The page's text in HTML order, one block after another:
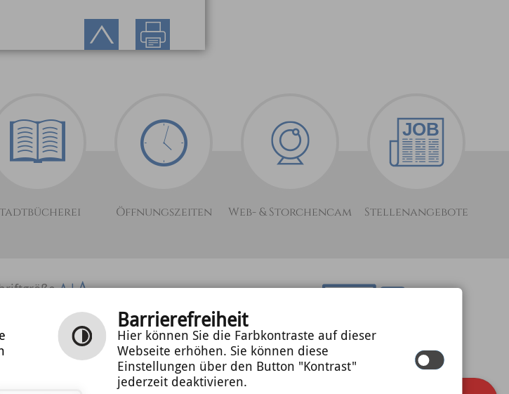
Öffnungszeiten Web- & Storchencam Stellenangebote
|Datenschutzerklärung
Endgeräte
©
cm city media
GmbH
Barrierefreiheit
Hier können Sie die Farbkontraste auf dieser
Webseite erhöhen. Sie können diese
Einstellungen über den Button "Kontrast"
jederzeit deaktivieren.